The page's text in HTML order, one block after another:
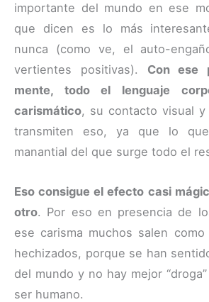
importante del mundo en ese
que dicen es lo más
nunca (como ve, el auto-
vertientes positivas). Con ese
mente, todo el lenguaje
carismático, su contacto visual y
transmiten eso, ya que lo
manantial del que surge todo el
Eso consigue el efecto casi
otro. Por eso en presencia de
ese carisma muchos salen
hechizados, porque se han
del mundo y no hay mejor
ser humano.